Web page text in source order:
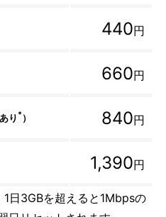
440円
660円
り * ） 840円
1,390円
日3GBを超えると1Mbpsの